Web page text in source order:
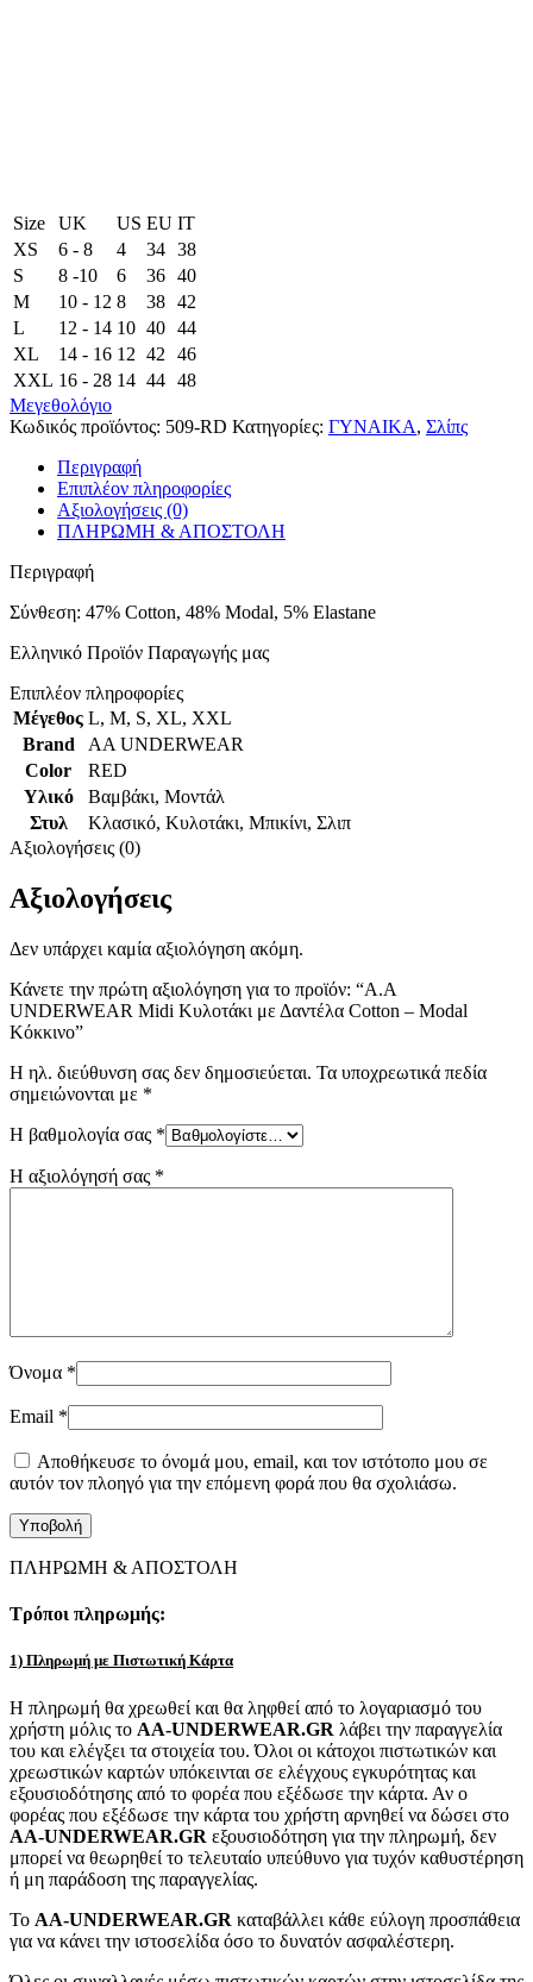
Size UK US EU ΙΤ
XS
6 - 8 4 34 38
S
8 -10 6 36 40
M
10 - 12 8 38 42
L
12 - 14 10 40 44
XL
14 - 16 12 42
46
XXL 16 - 28 14 44 48
Μεγεθολόγιο
Κωδικός προϊόντος: 509-RD Κατηγορίες: ΓΥΝΑΙΚΑ, Σλίπς
Περιγραφή
Επιπλέον πληροφορίες
Αξιολογήσεις (0)
ΠΛΗΡΩΜΗ & ΑΠΟΣΤΟΛΗ
Περιγραφή
Σύνθεση: 47% Cotton, 48% Modal, 5% Elastane
Ελληνικό Προϊόν Παραγωγής μας
Επιπλέον πληροφορίες
Μέγεθος L, M, S, XL, XXL
Brand
AA UNDERWEAR
Color
RED
Υλικό
Βαμβάκι, Μοντάλ
Στυλ
Κλασικό, Κυλοτάκι, Μπικίνι, Σλιπ
Αξιολογήσεις (0)
Αξιολογήσεις
Δεν υπάρχει καμία αξιολόγηση ακόμη.
Κάνετε την πρώτη αξιολόγηση για το προϊόν: “Α.A
UNDERWEAR Midi Κυλοτάκι με Δαντέλα Cotton – Modal
Κόκκινο”
Η ηλ. διεύθυνση σας δεν δημοσιεύεται. Τα υποχρεωτικά πεδία
σημειώνονται με *
Η βαθμολογία σας *
Η αξιολόγησή σας *
Όνομα *
Email *
Αποθήκευσε το όνομά μου, email, και τον ιστότοπο μου σε
αυτόν τον πλοηγό για την επόμενη φορά που θα σχολιάσω.
ΠΛΗΡΩΜΗ & ΑΠΟΣΤΟΛΗ
Τρόποι πληρωμής:
1) Πληρωμή με Πιστωτική Κάρτα
Η πληρωμή θα χρεωθεί και θα ληφθεί από το λογαριασμό του
χρήστη μόλις το AA-UNDERWEAR.GR λάβει την παραγγελία
του και ελέγξει τα στοιχεία του. Όλοι οι κάτοχοι πιστωτικών και
χρεωστικών καρτών υπόκεινται σε ελέγχους εγκυρότητας και
εξουσιοδότησης από το φορέα που εξέδωσε την κάρτα. Αν ο
φορέας που εξέδωσε την κάρτα του χρήστη αρνηθεί να δώσει στο
AA-UNDERWEAR.GR εξουσιοδότηση για την πληρωμή, δεν
μπορεί να θεωρηθεί το τελευταίο υπεύθυνο για τυχόν καθυστέρηση
ή μη παράδοση της παραγγελίας.
Το AA-UNDERWEAR.GR καταβάλλει κάθε εύλογη προσπάθεια
για να κάνει την ιστοσελίδα όσο το δυνατόν ασφαλέστερη.